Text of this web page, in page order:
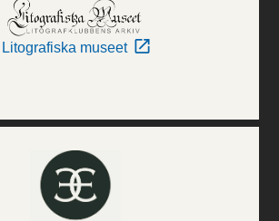
Litografiska museet